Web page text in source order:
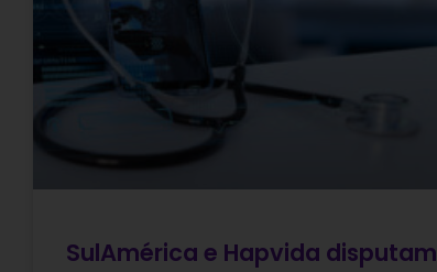
SulAmérica e Hapvida disputam